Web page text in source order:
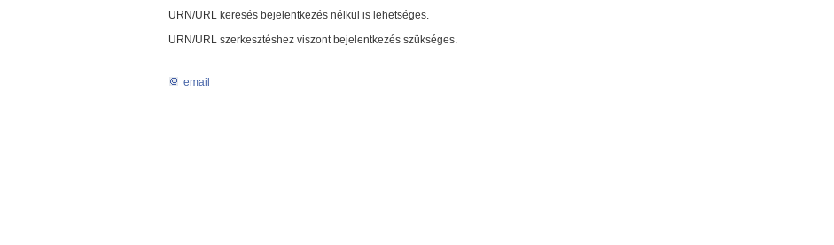
URN/URL keresés bejelentkezés nélkül is lehetséges.
URN/URL szerkesztéshez viszont bejelentkezés szükséges.
email